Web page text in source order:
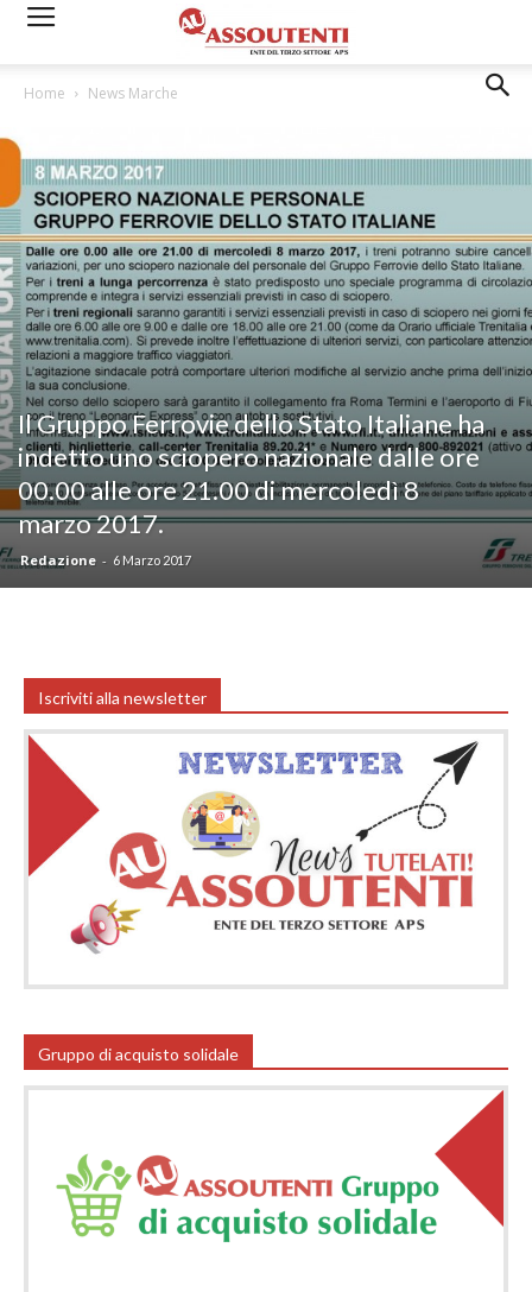
Home News Marche
Il Gruppo Ferrovie dello Stato Italiane ha
indetto uno sciopero nazionale dalle ore
00.00 alle ore 21.00 di mercoledì 8
marzo 2017.
Redazione - 6 Marzo 2017
Iscriviti alla newsletter
Gruppo di acquisto solidale